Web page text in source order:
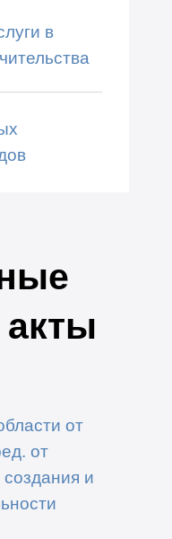
в
от
от
и